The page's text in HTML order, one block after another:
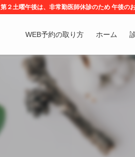
第２土曜午後は、非常勤医師休診のため 午後の
WEB予約の取り方 ホーム